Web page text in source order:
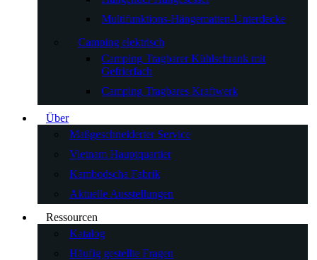
Multifunktions-Hängematten-Unterdecke
Camping elektrisch
Camping Tragbarer Kühlschrank mit
Gefrierfach
Camping Tragbares Kraftwerk
Über
Maßgeschneiderter Service
Vietnam Hauptquartier
Kambodscha Fabrik
Aktuelle Ausstellungen
Ressourcen
Katalog
Häufig gestellte Fragen